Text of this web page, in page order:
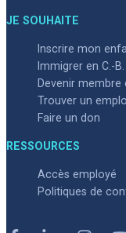
JE SOUHAITE
Inscrire mon
Immigrer en C.-B.
Devenir membre
Trouver un
Faire un don
RESSOURCES
Accès employé
Politiques de